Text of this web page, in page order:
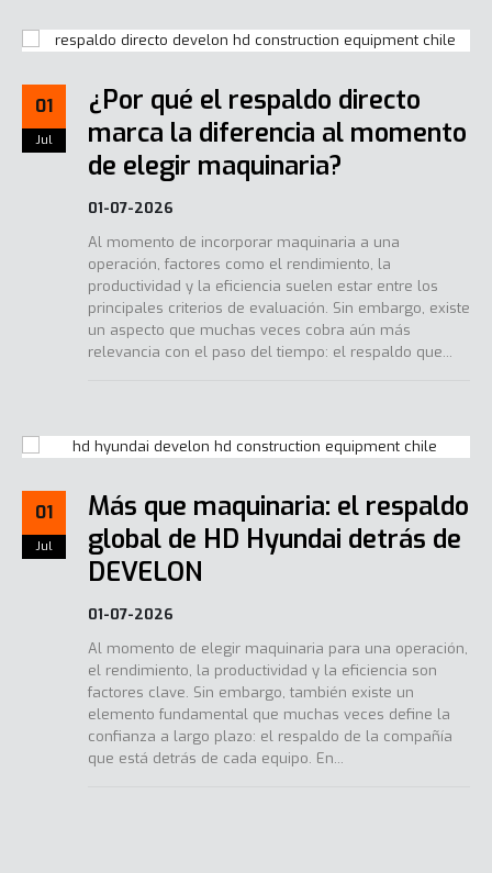
01
Jul
¿Por qué el respaldo directo
marca la diferencia al momento
de elegir maquinaria?
01-07-2026
Al momento de incorporar maquinaria a una
operación, factores como el rendimiento, la
productividad y la eficiencia suelen estar entre los
principales criterios de evaluación. Sin embargo, existe
un aspecto que muchas veces cobra aún más
relevancia con el paso del tiempo: el respaldo que...
01
Jul
Más que maquinaria: el respaldo
global de HD Hyundai detrás de
DEVELON
01-07-2026
Al momento de elegir maquinaria para una operación,
el rendimiento, la productividad y la eficiencia son
factores clave. Sin embargo, también existe un
elemento fundamental que muchas veces define la
confianza a largo plazo: el respaldo de la compañía
que está detrás de cada equipo. En...